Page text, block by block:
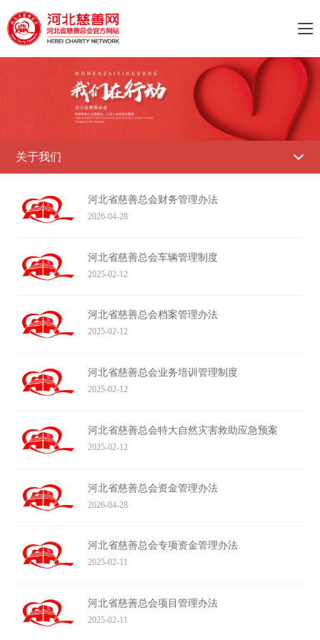

关于我们 
河北省慈善总会财务管理办法
2026-04-28
河北省慈善总会车辆管理制度
2025-02-12
河北省慈善总会档案管理办法
2025-02-12
河北省慈善总会业务培训管理制度
2025-02-12
河北省慈善总会特大自然灾害救助应急预案
2025-02-12
河北省慈善总会资金管理办法
2026-04-28
河北省慈善总会专项资金管理办法
2025-02-11
河北省慈善总会项目管理办法
2025-02-11